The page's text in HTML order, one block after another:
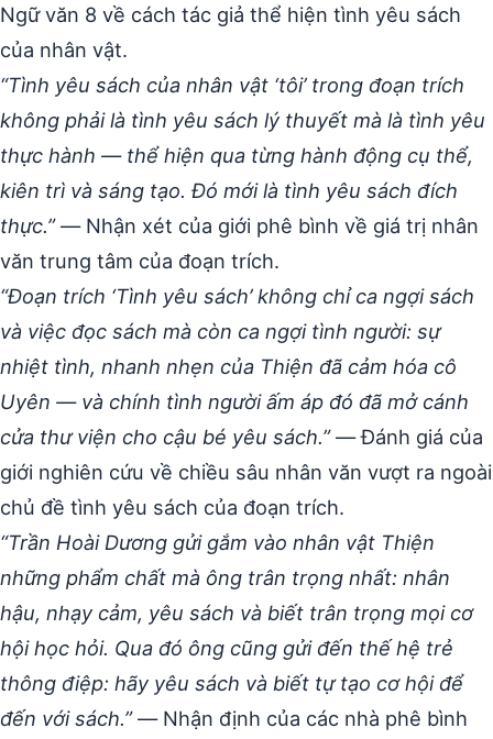
Ngữ văn 8 về cách tác giả thể hiện tình yêu sách
của nhân vật.
“Tình yêu sách của nhân vật ‘tôi’ trong đoạn trích
không phải là tình yêu sách lý thuyết mà là tình yêu
thực hành — thể hiện qua từng hành động cụ thể,
kiên trì và sáng tạo. Đó mới là tình yêu sách đích
thực.”— Nhận xét của giới phê bình về giá trị nhân
văn trung tâm của đoạn trích.
“Đoạn trích ‘Tình yêu sách’ không chỉ ca ngợi sách
và việc đọc sách mà còn ca ngợi tình người: sự
nhiệt tình, nhanh nhẹn của Thiện đã cảm hóa cô
Uyên — và chính tình người ấm áp đó đã mở cánh
cửa thư viện cho cậu bé yêu sách.”— Đánh giá của
giới nghiên cứu về chiều sâu nhân văn vượt ra ngoài
chủ đề tình yêu sách của đoạn trích.
“Trần Hoài Dương gửi gắm vào nhân vật Thiện
những phẩm chất mà ông trân trọng nhất: nhân
hậu, nhạy cảm, yêu sách và biết trân trọng mọi cơ
hội học hỏi. Qua đó ông cũng gửi đến thế hệ trẻ
thông điệp: hãy yêu sách và biết tự tạo cơ hội để
đến với sách.”— Nhận định của các nhà phê bình